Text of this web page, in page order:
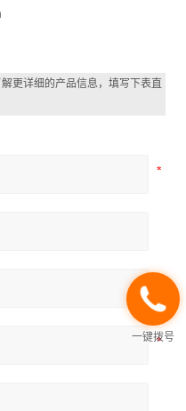
更详细的产品信息，填写下表直
一键拨号